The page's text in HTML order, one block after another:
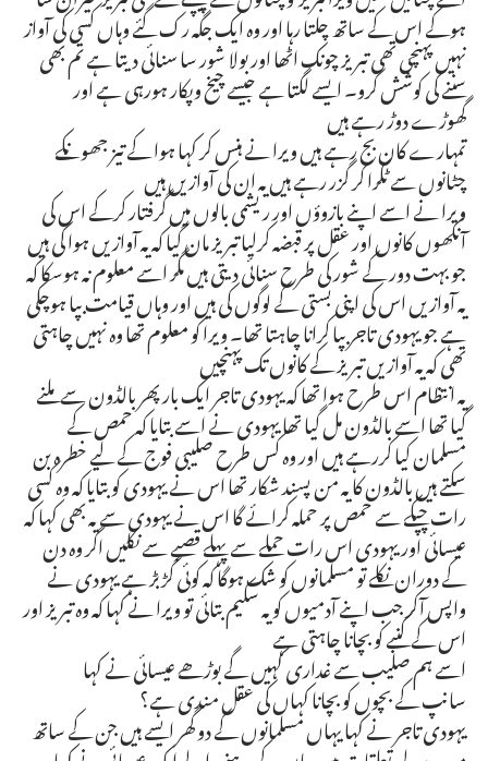
ہوکے اس کے ساتھ چلتا رہا اور وہ ایک جگہ رک گئے وہاں کسی کی آواز
نہیں پہنچی تھی تبریز چونک اٹھا اور بولا شور سا سنائی دیتا ہے تم بھی
سننے کی کوشش کرو۔ ایسے لگتا ہے جیسے چیخ وپکار ہورہی ہے اور
گھوڑے دوڑ رہے ہیں
تمہارے کان بج رہے ہیں ویرا نے ہنس کر کہا ہوا کے تیز جھونکے
چٹانوں سے ٹکرا کر گزر رہے ہیں یہ ان کی آوازیں ہیں
ویرا نے اسے اپنے بازوؤں اور ریشمی بالوں میں گرفتار کرکے اس کی
آنکھوں کانوں اور عقل پر قبضہ کرلیا تبریز مان گیا کہ یہ آوازیں ہوا کی ہیں
جو بہت دور کے شور کی طرح سنائی دیتی ہیں مگر اسے معلوم نہ ہوسکا کہ
یہ آوازیں اس کی اپنی بستی کے لوگوں کی ہیں اور وہاں قیامت بپا ہوچکی
ہے جو یہودی تاجر بپا کرانا چاہتا تھا۔ ویرا کو معلوم تھا وہ نہیں چاہتی
تھی کہ یہ آوازیں تبریز کے کانوں تک پہنچیں
یہ انتظام اس طرح ہوا تھا کہ یہودی تاجر ایک بار پھر بالڈون سے ملنے
گیا تھا اسے بالڈون مل گیا تھا یہودی نے اسے بتایا کہ حمص کے
مسلمان کیا کررہے ہیں اور وہ کس طرح صلیبی فوج کے لیے خطرہ بن
سکتے ہیں بالڈون کا یہ من پسند شکار تھا اس نے یہودی کو بتایا کہ وہ کسی
رات چپکے سے حمص پر حملہ کرائے گا اس نے یہودی سے یہ بھی کہا کہ
عیسائی اور یہودی اس رات حملے سے پہلے قصبے سے نکلیں اگر وہ دن
کے دوران نکلے تو مسلمانوں کو شک ہوگا کہ کوئی گڑبڑ ہے یہودی نے
واپس آکر جب اپنے آدمیوں کو یہ سکیم بتائی تو ویرا نے کہا کہ وہ تبریز اور
اس کے کنبے کو بچانا چاہتی ہے
اسے ہم صلیب سے غداری کہیں گے بوڑھے عیسائی نے کہا
سانپ کے بچوں کو بچانا کہاں کی عقل مندی ہے؟
یہودی تاجر نے کہا یہاں مسلمانوں کے دو گھر ایسے ہیں جن کے ساتھ